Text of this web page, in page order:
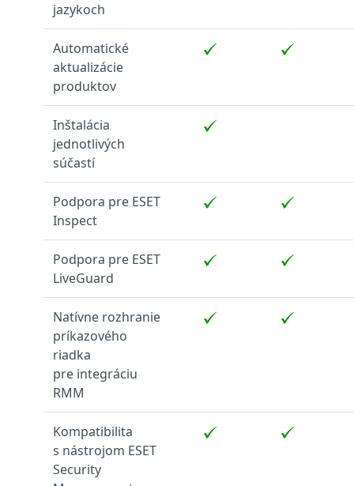
jazykoch
Automatické
aktualizácie
produktov
Inštalácia
jednotlivých
súčastí
Podpora pre ESET
Inspect
Podpora pre ESET
LiveGuard
Natívne rozhranie
príkazového
riadka
pre integráciu
RMM
Kompatibilita
s nástrojom ESET
Security